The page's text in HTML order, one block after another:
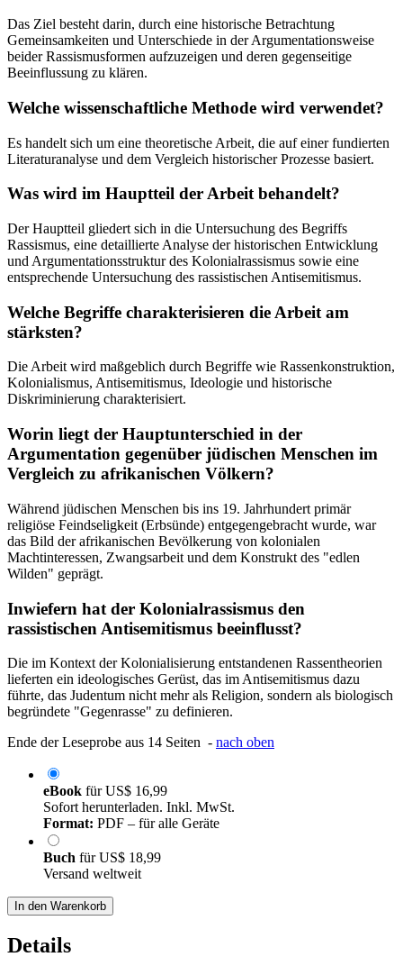
Das Ziel besteht darin, durch eine historische Betrachtung
Gemeinsamkeiten und Unterschiede in der Argumentationsweise
beider Rassismusformen aufzuzeigen und deren gegenseitige
Beeinflussung zu klären.
Welche wissenschaftliche Methode wird verwendet?
Es handelt sich um eine theoretische Arbeit, die auf einer fundierten
Literaturanalyse und dem Vergleich historischer Prozesse basiert.
Was wird im Hauptteil der Arbeit behandelt?
Der Hauptteil gliedert sich in die Untersuchung des Begriffs
Rassismus, eine detaillierte Analyse der historischen Entwicklung
und Argumentationsstruktur des Kolonialrassismus sowie eine
entsprechende Untersuchung des rassistischen Antisemitismus.
Welche Begriffe charakterisieren die Arbeit am
stärksten?
Die Arbeit wird maßgeblich durch Begriffe wie Rassenkonstruktion,
Kolonialismus, Antisemitismus, Ideologie und historische
Diskriminierung charakterisiert.
Worin liegt der Hauptunterschied in der
Argumentation gegenüber jüdischen Menschen im
Vergleich zu afrikanischen Völkern?
Während jüdischen Menschen bis ins 19. Jahrhundert primär
religiöse Feindseligkeit (Erbsünde) entgegengebracht wurde, war
das Bild der afrikanischen Bevölkerung von kolonialen
Machtinteressen, Zwangsarbeit und dem Konstrukt des "edlen
Wilden" geprägt.
Inwiefern hat der Kolonialrassismus den
rassistischen Antisemitismus beeinflusst?
Die im Kontext der Kolonialisierung entstandenen Rassentheorien
lieferten ein ideologisches Gerüst, das im Antisemitismus dazu
führte, das Judentum nicht mehr als Religion, sondern als biologisch
begründete "Gegenrasse" zu definieren.
Ende der Leseprobe aus 14 Seiten - nach oben
eBook fürUS$ 16,99
Sofort herunterladen. Inkl. MwSt.
Format: PDF – für alle Geräte
Buch fürUS$ 18,99
Versand weltweit
In den Warenkorb
Details